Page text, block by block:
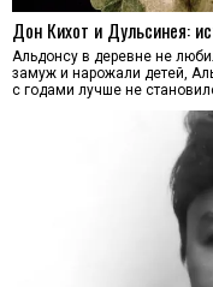
Дон Кихот и Дульсинея:
Альдонсу в деревне не
замуж и нарожали детей,
с годами лучше не